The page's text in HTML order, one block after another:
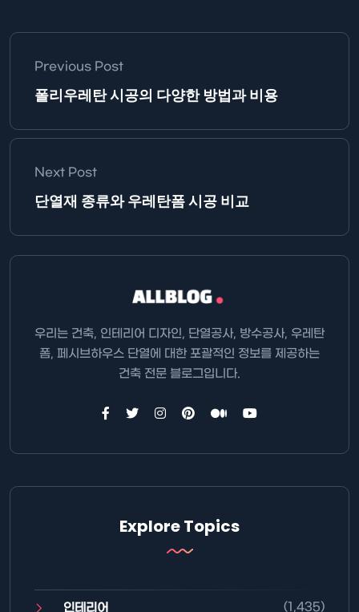
Previous Post
폴리우레탄 시공의 다양한 방법과 비용
Next Post
단열재 종류와 우레탄폼 시공 비교
우리는 건축, 인테리어 디자인, 단열공사, 방수공사, 우레탄
폼, 페시브하우스 단열에 대한 포괄적인 정보를 제공하는
건축 전문 블로그입니다.
Explore Topics
인테리어 (1,435)